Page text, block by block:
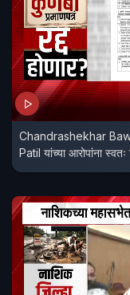
Chandrashekhar Bawankule